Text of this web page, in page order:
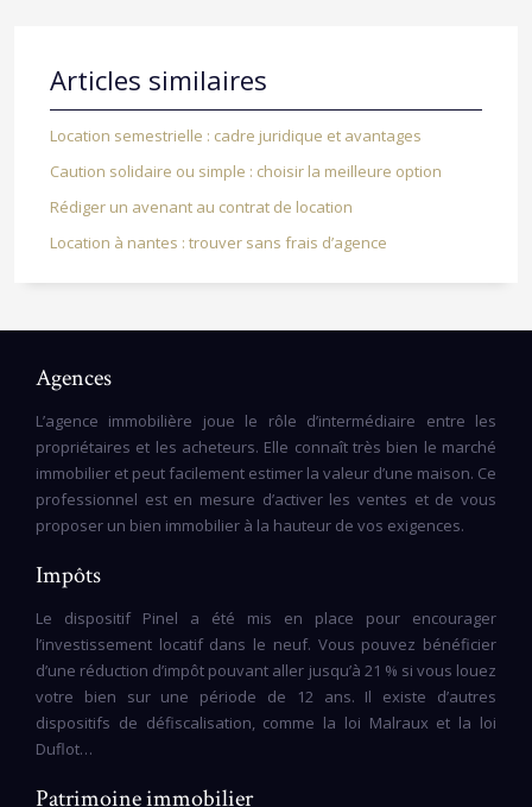
Articles similaires
Location semestrielle : cadre juridique et avantages
Caution solidaire ou simple : choisir la meilleure option
Rédiger un avenant au contrat de location
Location à nantes : trouver sans frais d’agence
Agences
L’agence immobilière joue le rôle d’intermédiaire entre les
propriétaires et les acheteurs. Elle connaît très bien le marché
immobilier et peut facilement estimer la valeur d’une maison. Ce
professionnel est en mesure d’activer les ventes et de vous
proposer un bien immobilier à la hauteur de vos exigences.
Impôts
Le dispositif Pinel a été mis en place pour encourager
l’investissement locatif dans le neuf. Vous pouvez bénéficier
d’une réduction d’impôt pouvant aller jusqu’à 21 % si vous louez
votre bien sur une période de 12 ans. Il existe d’autres
dispositifs de défiscalisation, comme la loi Malraux et la loi
Duflot…
Patrimoine immobilier